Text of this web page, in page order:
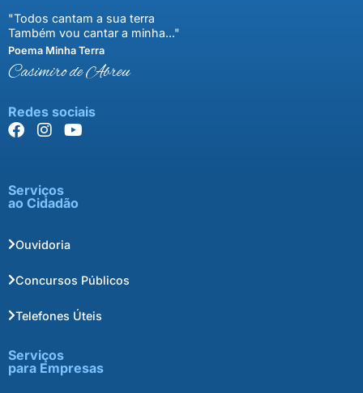
"Todos cantam a sua terra
Também vou cantar a minha..."
Poema Minha Terra
Casimiro de Abreu
Redes sociais
Serviços
ao Cidadão
Ouvidoria
Concursos Públicos
Telefones Úteis
Serviços
para Empresas